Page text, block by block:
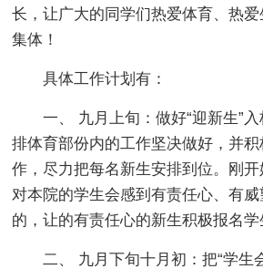
长，让广大的同学们热爱体育、热
集体！
具体工作计划有：
一、 九月上旬：做好“迎新生”
排体育部份内的工作坚决做好，并
作，尽力把每名新生安排到位。刚
对本院的学生会感到有责任心、有威
的，让的有责任心的新生积极报名学
二、 九月下旬十月初：把“学生